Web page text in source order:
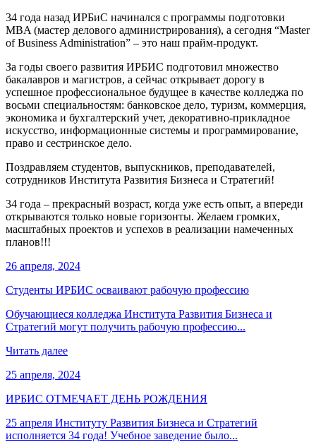
34 года назад ИРБиС начинался с программы подготовки
MBA (мастер делового администрирования), а сегодня “Master
of Business Administration” – это наш прайм-продукт.
За годы своего развития ИРБИС подготовил множество
бакалавров и магистров, а сейчас открывает дорогу в
успешное профессиональное будущее в качестве колледжа по
восьми специальностям: банковское дело, туризм, коммерция,
экономика и бухгалтерский учет, декоративно-прикладное
искусство, информационные системы и программирование,
право и сестринское дело.
Поздравляем студентов, выпускников, преподавателей,
сотрудников Института Развития Бизнеса и Стратегий!
34 года – прекрасный возраст, когда уже есть опыт, а впереди
открываются только новые горизонты. Желаем громких,
масштабных проектов и успехов в реализации намеченных
планов!!!
26 апреля, 2024
Студенты ИРБИС осваивают рабочую профессию
Обучающиеся колледжа Института Развития Бизнеса и
Стратегий могут получить рабочую профессию...
Читать далее
25 апреля, 2024
ИРБИС ОТМЕЧАЕТ ДЕНЬ РОЖДЕНИЯ
25 апреля Институту Развития Бизнеса и Стратегий
исполняется 34 года! Учебное заведение было...